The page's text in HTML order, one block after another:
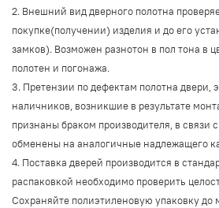
2. Внешний вид дверного полотна
покупке(получении) изделия и до его
замков). Возможен разнотон в пол тона в
полотен и погонажа.
3. Претензии по дефектам полотна двери,
наличников, возникшие в результате
признаны браком производителя, в связи
обменены на аналогичные надлежащего
4. Поставка дверей производится в
распаковкой необходимо проверить
Сохраняйте полиэтиленовую упаковку до